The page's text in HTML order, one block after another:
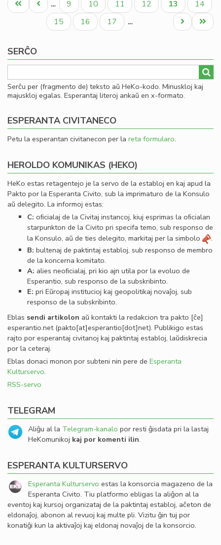
la
Unua
paĝo
Antaŭa
paĝo
… Paĝo
9 Paĝo
10 Paĝo
11 Paĝo
12
Aktuala
paĝo
13 Paĝo
14
Paĝo
15 Paĝo
16 Paĝo
17 …
Last
page
Next
page
SERĈO
Serĉu per (fragmento de) teksto aŭ HeKo-kodo. Minuskloj kaj
majuskloj egalas. Esperantaj literoj ankaŭ en x-formato.
ESPERANTA CIVITANECO
Petu la esperantan civitanecon per la reta formularo.
HEROLDO KOMUNIKAS (HEKO)
HeKo estas retagentejo je la servo de la establoj en kaj apud la
Pakto por la Esperanta Civito, sub la imprimaturo de la Konsulo
aŭ delegito. La informoj estas:
C: oﬁcialaj de la Civitaj instancoj, kiuj esprimas la oﬁcialan
starpunkton de la Civito pri specifa temo, sub responso de
la Konsulo, aŭ de ties delegito, markitaj per la simbolo
.
B: bultenaj de paktintaj establoj, sub responso de membro
de la koncerna komitato.
A: alies neoﬁcialaj, pri kio ajn utila por la evoluo de
Esperantio, sub responso de la subskribinto.
E: pri Eŭropaj institucioj kaj geopolitikaj novaĵoj, sub
responso de la subskribinto.
Eblas sendi artikolon aŭ kontakti la redakcion tra pakto [ĉe]
esperantio.net(pakto[at]esperantio[dot]net). Publikigo estas
rajto por esperantaj civitanoj kaj paktintaj establoj, laŭdiskrecia
por la ceteraj.
Eblas donaci monon por subteni nin pere de Esperanta
Kulturservo.
RSS-servo
TELEGRAM
Aliĝu al la Telegram-kanalo por resti ĝisdata pri la lastaj
HeKomunikoj kaj por komenti ilin.
ESPERANTA KULTURSERVO
Esperanta Kulturservo estas la konsorcia magazeno de la
Esperanta Civito. Tiu platformo ebligas la aliĝon al la
eventoj kaj kursoj organizataj de la paktintaj establoj, aĉeton de
eldonaĵoj, abonon al revuoj kaj multe pli. Vizitu ĝin tuj por
konatiĝi kun la aktivaĵoj kaj eldonaj novaĵoj de la konsorcio.